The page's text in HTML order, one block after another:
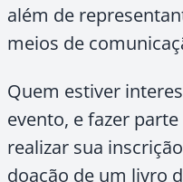
além de
meios de
Quem estiver
evento, e fazer
realizar sua
doação de um livro